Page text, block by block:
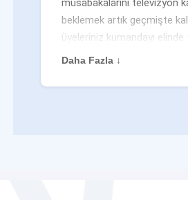
müsabakalarını televizyon
beklemek artık geçmişte
üyeleriniz kumandayı
veya siz evden uzaktayken
değilsiniz. Geleneksel
Daha Fazla ↓